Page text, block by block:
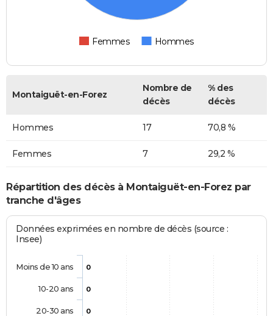
Femmes Hommes
Montaiguët-en-Forez
Nombre de
décès
% des
décès
Hommes 17 70,8 %
Femmes 7 29,2 %
Répartition des décès à Montaiguët-en-Forez par
tranche d'âges
Données exprimées en nombre de décès (source :
Insee)
0
0
0
Moins de 10 ans
10-20 ans
20-30 ans